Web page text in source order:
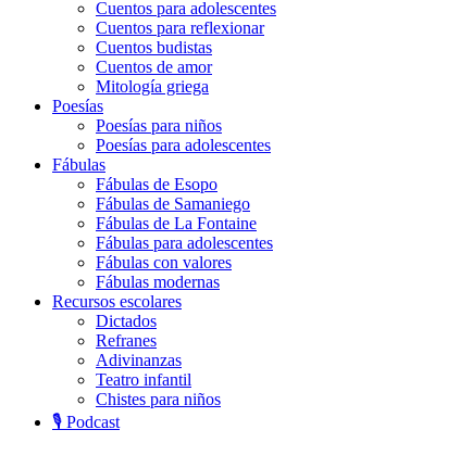
Cuentos para adolescentes
Cuentos para reflexionar
Cuentos budistas
Cuentos de amor
Mitología griega
Poesías
Poesías para niños
Poesías para adolescentes
Fábulas
Fábulas de Esopo
Fábulas de Samaniego
Fábulas de La Fontaine
Fábulas para adolescentes
Fábulas con valores
Fábulas modernas
Recursos escolares
Dictados
Refranes
Adivinanzas
Teatro infantil
Chistes para niños
🎙️ Podcast